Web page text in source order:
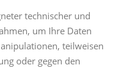
technischer und
um Ihre Daten
teilweisen
oder gegen den